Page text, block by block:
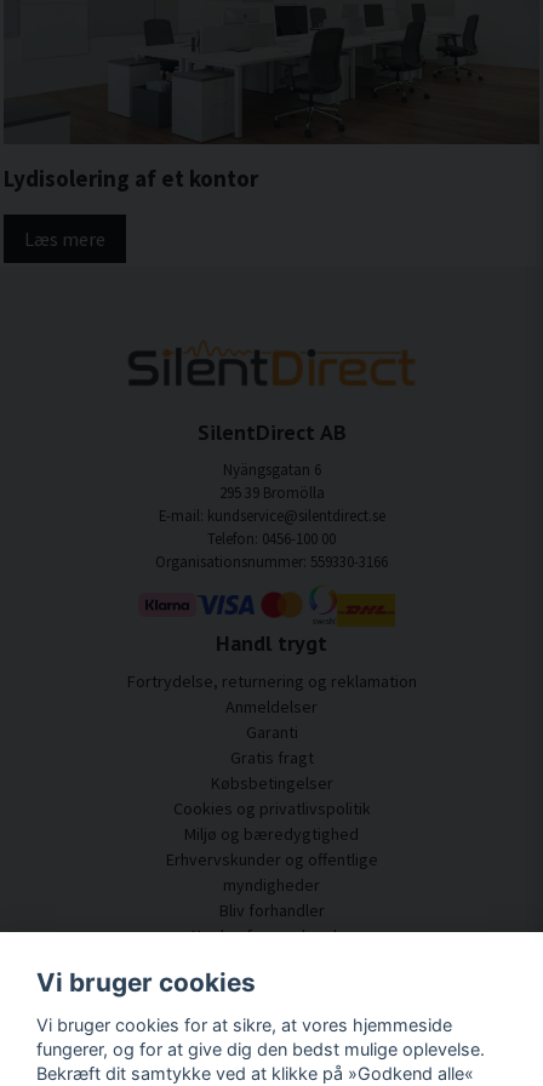
Lydisolering af et kontor
Læs mere
SilentDirect AB
Nyängsgatan 6
295 39 Bromölla
E-mail: kundservice@silentdirect.se
Telefon: 0456-100 00
Organisationsnummer: 559330-3166
Handl trygt
Fortrydelse, returnering og reklamation
Anmeldelser
Garanti
Gratis fragt
Købsbetingelser
Cookies og privatlivspolitik
Miljø og bæredygtighed
Erhvervskunder og offentlige
myndigheder
Bliv forhandler
Nogle af vores kunder
Kundeservice
Akustisk rådgivning
Montering og installation
Spørgsmål og svar
Vi bruger cookies
Vi bruger cookies for at sikre, at vores hjemmeside
fungerer, og for at give dig den bedst mulige oplevelse.
Bekræft dit samtykke ved at klikke på »Godkend alle«